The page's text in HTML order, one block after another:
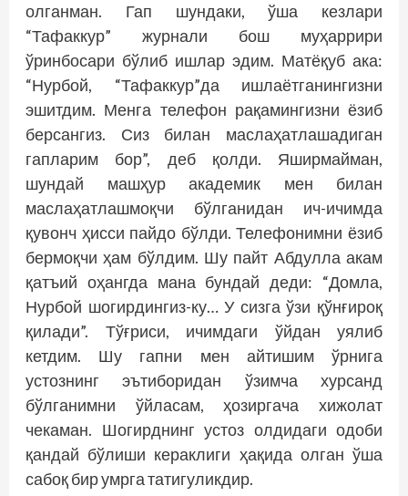
олганман. Гап шундаки, ўша кезлари
“Тафаккур” журнали бош муҳаррири
ўринбосари бўлиб ишлар эдим. Матёқуб ака:
“Нурбой, “Тафаккур”да ишлаётганингизни
эшитдим. Менга телефон рақамингизни ёзиб
берсангиз. Сиз билан маслаҳатлашадиган
гапларим бор”, деб қолди. Яширмайман,
шундай машҳур академик мен билан
маслаҳатлашмоқчи бўлганидан ич-ичимда
қувонч ҳисси пайдо бўлди. Телефонимни ёзиб
бермоқчи ҳам бўлдим. Шу пайт Абдулла акам
қатъий оҳангда мана бундай деди: “Домла,
Нурбой шогирдингиз-ку… У сизга ўзи қўнғироқ
қилади”. Тўғриси, ичимдаги ўйдан уялиб
кетдим. Шу гапни мен айтишим ўрнига
устознинг эътиборидан ўзимча хурсанд
бўлганимни ўйласам, ҳозиргача хижолат
чекаман. Шогирднинг устоз олдидаги одоби
қандай бўлиши кераклиги ҳақида олган ўша
сабоқ бир умрга татигуликдир.